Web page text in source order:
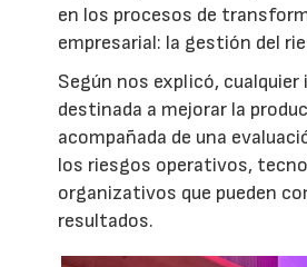
en los procesos de
empresarial: la gestión del
Según nos explicó,
destinada a mejorar la
acompañada de una
los riesgos operativos,
organizativos que pueden
resultados.